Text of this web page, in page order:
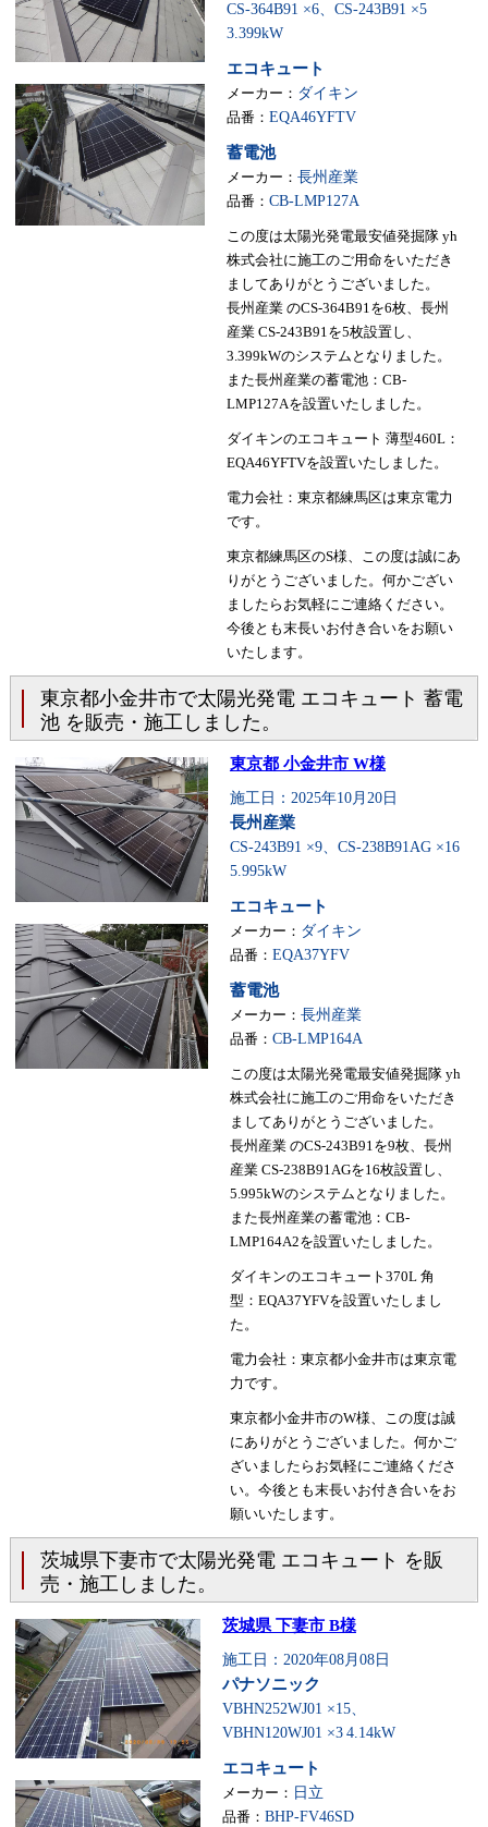
CS-364B91 ×6、CS-243B91 ×5
3.399kW
エコキュート
メーカー： ダイキン
品番： EQA46YFTV
蓄電池
メーカー： 長州産業
品番： CB-LMP127A
この度は太陽光発電最安値発掘隊 yh
株式会社に施工のご用命をいただき
ましてありがとうございました。
長州産業 のCS-364B91を6枚、長州
産業 CS-243B91を5枚設置し、
3.399kWのシステムとなりました。
また長州産業の蓄電池：CB-
LMP127Aを設置いたしました。
ダイキンのエコキュート 薄型460L：
EQA46YFTVを設置いたしました。
電力会社：東京都練馬区は東京電力
です。
東京都練馬区のS様、この度は誠にあ
りがとうございました。何かござい
ましたらお気軽にご連絡ください。
今後とも末長いお付き合いをお願い
いたします。
東京都小金井市で太陽光発電 エコキュート 蓄電
池 を販売・施工しました。
東京都 小金井市 W様
施工日：2025年10月20日
長州産業
CS-243B91 ×9、CS-238B91AG ×16
5.995kW
エコキュート
メーカー： ダイキン
品番： EQA37YFV
蓄電池
メーカー： 長州産業
品番： CB-LMP164A
この度は太陽光発電最安値発掘隊 yh
株式会社に施工のご用命をいただき
ましてありがとうございました。
長州産業 のCS-243B91を9枚、長州
産業 CS-238B91AGを16枚設置し、
5.995kWのシステムとなりました。
また長州産業の蓄電池：CB-
LMP164A2を設置いたしました。
ダイキンのエコキュート370L 角
型：EQA37YFVを設置いたしまし
た。
電力会社：東京都小金井市は東京電
力です。
東京都小金井市のW様、この度は誠
にありがとうございました。何かご
ざいましたらお気軽にご連絡くださ
い。今後とも末長いお付き合いをお
願いいたします。
茨城県下妻市で太陽光発電 エコキュート を販
売・施工しました。
茨城県 下妻市 B様
施工日：2020年08月08日
パナソニック
VBHN252WJ01 ×15、
VBHN120WJ01 ×3 4.14kW
エコキュート
メーカー： 日立
品番： BHP-FV46SD